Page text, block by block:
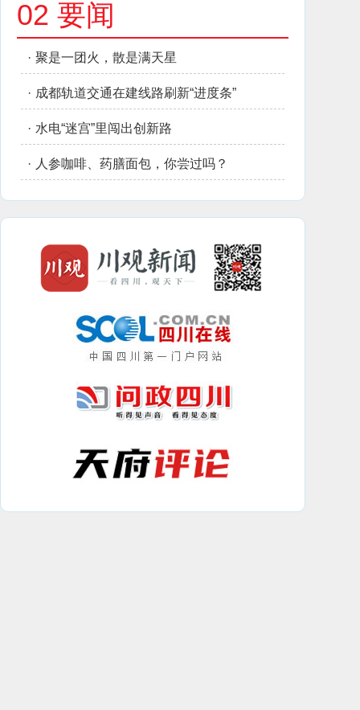
02 要闻
· 聚是一团火，散是满天星
· 成都轨道交通在建线路刷新“进度条”
· 水电“迷宫”里闯出创新路
· 人参咖啡、药膳面包，你尝过吗？